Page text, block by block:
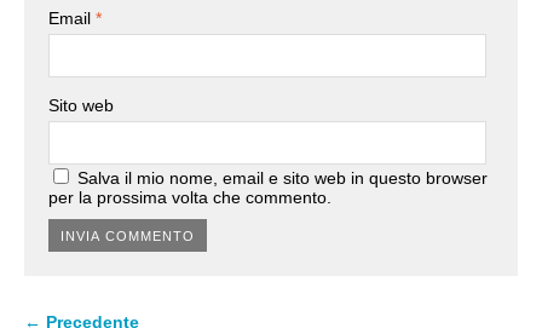
Email *
Sito web
Salva il mio nome, email e sito web in questo browser
per la prossima volta che commento.
← Precedente